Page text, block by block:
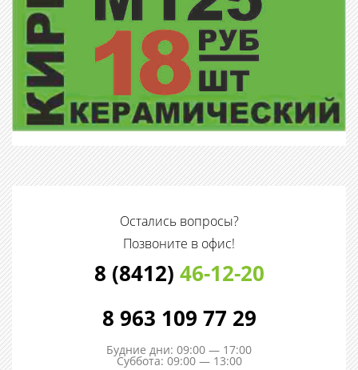
Остались вопросы?
Позвоните в офис!
8 (8412) 46-12-20
8 963 109 77 29
Будние дни: 09:00 — 17:00
Суббота: 09:00 — 13:00